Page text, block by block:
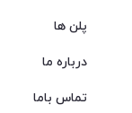
پلن ها
درباره ما
تماس باما